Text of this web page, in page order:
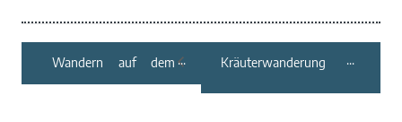
Wandern auf dem
Kräuterwanderung